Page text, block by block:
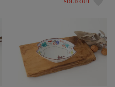
SOLD OUT